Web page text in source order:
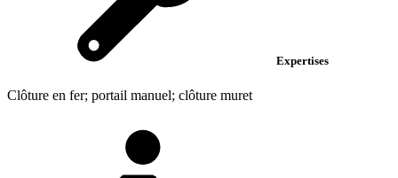
Expertises
Clôture en fer; portail manuel; clôture muret